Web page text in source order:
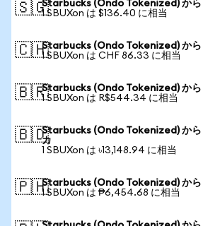
🇸🇬Starbucks (Ondo Tokenized) から
1 SBUXon は $136.40 に相当
🇨🇭Starbucks (Ondo Tokenized) から
1 SBUXon は CHF 86.33 に相当
🇧🇷Starbucks (Ondo Tokenized) から
1 SBUXon は R$544.34 に相当
🇧🇩Starbucks (Ondo Tokenized) から
カ
1 SBUXon は ৳13,148.94 に相当
🇵🇭Starbucks (Ondo Tokenized) から
1 SBUXon は ₱6,454.68 に相当